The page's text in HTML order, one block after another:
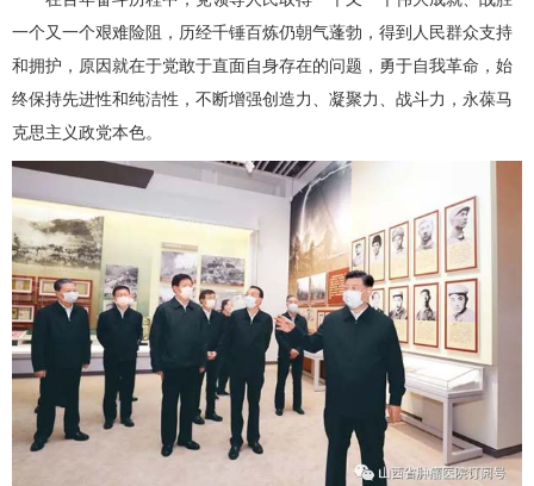
一个又一个艰难险阻，历经千锤百炼仍朝气蓬勃，得到人民群众支持
和拥护，原因就在于党敢于直面自身存在的问题，勇于自我革命，始
终保持先进性和纯洁性，不断增强创造力、凝聚力、战斗力，永葆马
克思主义政党本色。